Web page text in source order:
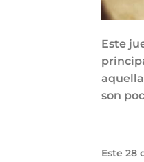
Este
son
Este 28